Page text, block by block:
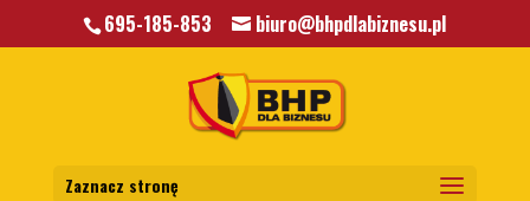
: A non-numeric value encountered in
/home/klient.dhosting.pl/mkkrawczyk/bhpdlabiznesu.pl/public_html/wp-
content/themes/bhp/functions.phpon line5806
695-185-853 biuro@bhpdlabiznesu.pl
Zaznacz stronę